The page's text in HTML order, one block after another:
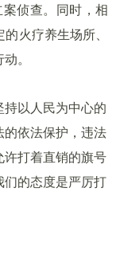
侦查。同时，相
火疗养生场所、
。
以人民为中心的
的依法保护，违法
许打着直销的旗号
们的态度是严厉打